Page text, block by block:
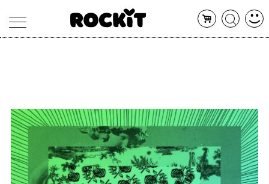
ARTISTI
CONCERTI
SHOP
RADIO